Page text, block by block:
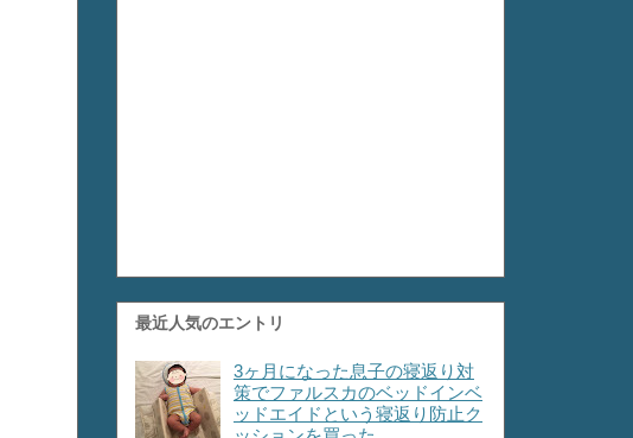
最近人気のエントリ
3ヶ月になった息子の寝返り対
策でファルスカのベッドインベ
ッドエイドという寝返り防止ク